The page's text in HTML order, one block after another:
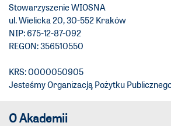
Stowarzyszenie WIOSNA
ul. Wielicka 20, 30-552 Kraków
NIP: 675-12-87-092
REGON: 356510550
KRS: 0000050905
Jesteśmy Organizacją Pożytku
O Akademii